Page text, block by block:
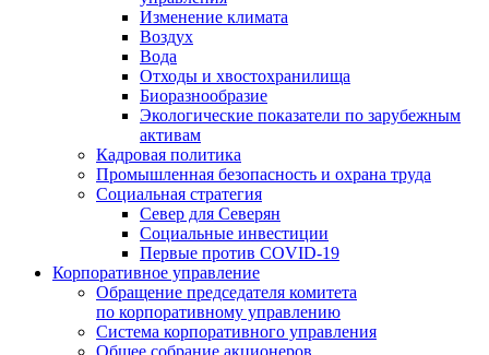
Изменение климата
Воздух
Вода
Отходы и хвостохранилища
Биоразнообразие
Экологические показатели по зарубежным
активам
Кадровая политика
Промышленная безопасность и охрана труда
Социальная стратегия
Север для Северян
Социальные инвестиции
Первые против COVID‑19
Корпоративное управление
Обращение председателя комитета
по корпоративному управлению
Система корпоративного управления
Общее собрание акционеров